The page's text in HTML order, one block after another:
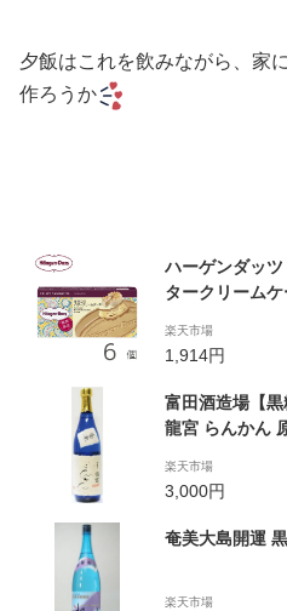
夕飯はこれを飲みながら、家
作ろうか
ハーゲンダッ
タークリーム
楽天市場
1,914円
富田酒造場【
龍宮 らんかん
畿】【あす楽
国】【あす楽
業】【RCP】
楽天市場
3,000円
奄美大島開運
楽天市場